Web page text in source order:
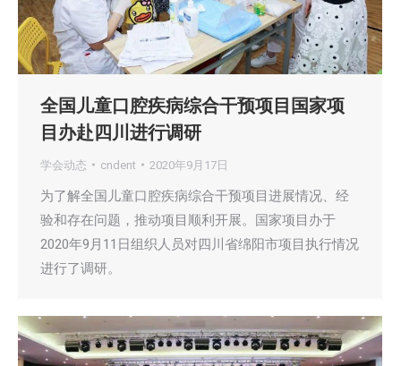
全国儿童口腔疾病综合干预项目国家项
目办赴四川进行调研
学会动态 cndent 2020年9月17日
为了解全国儿童口腔疾病综合干预项目进展情况、经
验和存在问题，推动项目顺利开展。国家项目办于
2020年9月11日组织人员对四川省绵阳市项目执行情况
进行了调研。